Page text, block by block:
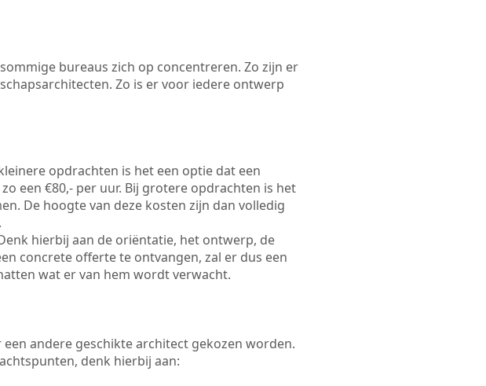
bureaus zich op concentreren. Zo zijn er
Zo is er voor iedere ontwerp
opdrachten is het een optie dat een
een €80,- per uur. Bij grotere opdrachten is het
De hoogte van deze kosten zijn dan volledig
hierbij aan de oriëntatie, het ontwerp, de
concrete offerte te ontvangen, zal er dus een
wat er van hem wordt verwacht.
andere geschikte architect gekozen worden.
denk hierbij aan: